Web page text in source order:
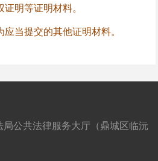
明等证明材料。
交的其他证明材料。
公共法律服务大厅（鼎城区临沅